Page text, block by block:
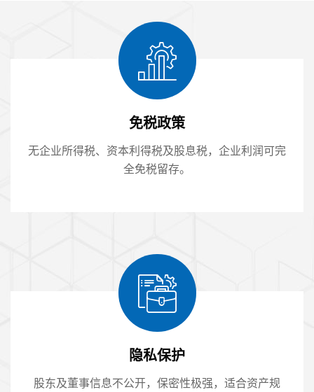
免税政策
无企业所得税、资本利得税及股息税，企业利润可完
全免税留存。
隐私保护
股东及董事信息不公开，保密性极强，适合资产规